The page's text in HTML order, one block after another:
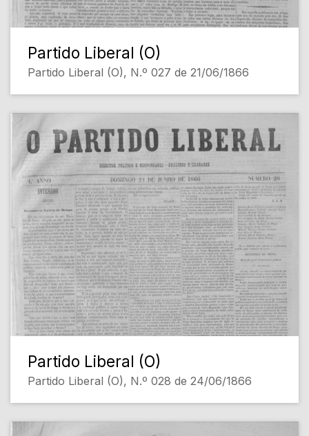
Partido Liberal (O)
Partido Liberal (O), N.º 027 de 21/06/1866
Partido Liberal (O)
Partido Liberal (O), N.º 028 de 24/06/1866